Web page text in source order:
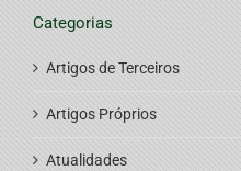
Categorias
Artigos de Terceiros
Artigos Próprios
Atualidades